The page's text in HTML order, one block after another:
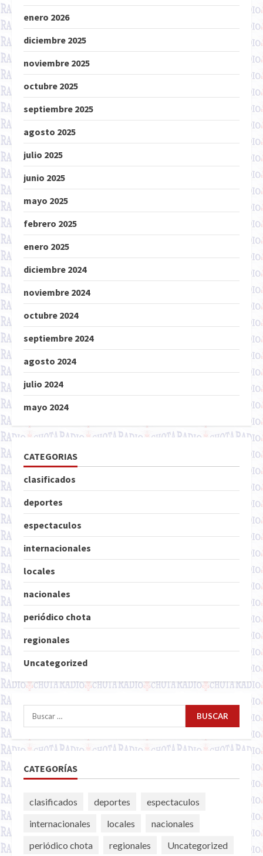
enero 2026
diciembre 2025
noviembre 2025
octubre 2025
septiembre 2025
agosto 2025
julio 2025
junio 2025
mayo 2025
febrero 2025
enero 2025
diciembre 2024
noviembre 2024
octubre 2024
septiembre 2024
agosto 2024
julio 2024
mayo 2024
CATEGORIAS
clasificados
deportes
espectaculos
internacionales
locales
nacionales
periódico chota
regionales
Uncategorized
Buscar:
CATEGORÍAS
clasificados deportes
espectaculos
internacionales
locales
nacionales
periódico chota
regionales Uncategorized